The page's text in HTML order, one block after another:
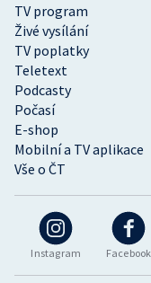
Instagram Facebook
TV program
Živé vysílání
TV poplatky
Teletext
Podcasty
Počasí
E-shop
Mobilní a TV aplikace
Vše o ČT